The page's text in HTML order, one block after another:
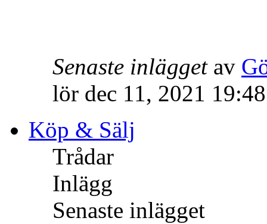
Senaste inläggetav
lör dec 11, 2021 19:48
Köp & Sälj
Trådar
Inlägg
Senaste inlägget